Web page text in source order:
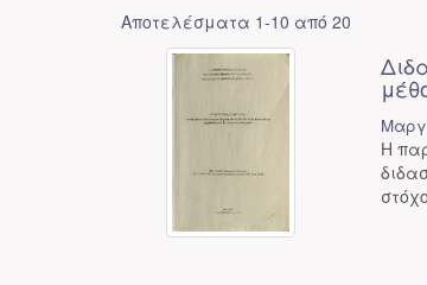
Αποτελέσματα 1-10 από 20
Η